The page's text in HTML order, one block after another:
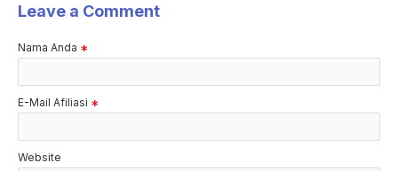
Leave a Comment
Nama Anda
E-Mail Afiliasi
Website